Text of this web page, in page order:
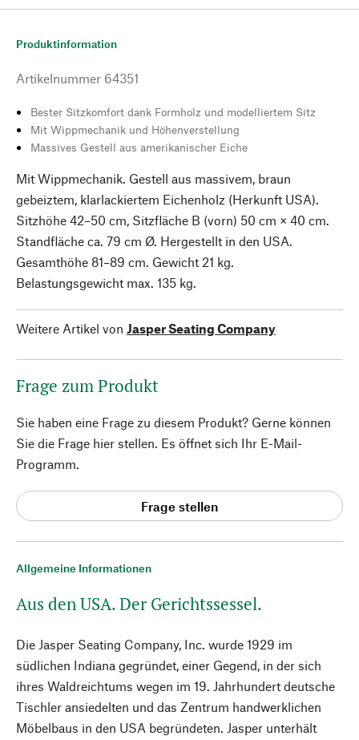
Allgemeine Informationen
Aus den USA. Der Gerichtssessel.
Die Jasper Seating Company, Inc. wurde 1929 im
südlichen Indiana gegründet, einer Gegend, in der sich
ihres Waldreichtums wegen im 19. Jahrhundert deutsche
Tischler ansiedelten und das Zentrum handwerklichen
Möbelbaus in den USA begründeten. Jasper unterhält
Produktinformation
Artikelnummer 64351
Bester Sitzkomfort dank Formholz und modelliertem Sitz
Mit Wippmechanik und Höhenverstellung
Massives Gestell aus amerikanischer Eiche
Mit Wippmechanik. Gestell aus massivem, braun
gebeiztem, klarlackiertem Eichenholz (Herkunft USA).
Sitzhöhe 42–50 cm, Sitzfläche B (vorn) 50 cm × 40 cm.
Standfläche ca. 79 cm Ø. Hergestellt in den USA.
Gesamthöhe 81–89 cm. Gewicht 21 kg.
Belastungsgewicht max. 135 kg.
Weitere Artikel von Jasper Seating Company
Frage zum Produkt
Sie haben eine Frage zu diesem Produkt? Gerne können
Sie die Frage hier stellen. Es öffnet sich Ihr E-Mail-
Programm.
Frage stellen